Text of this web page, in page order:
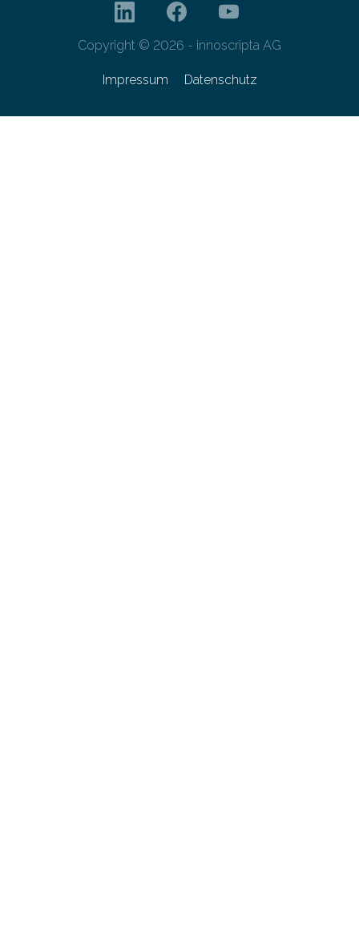
Copyright © 2026 - innoscripta AG
Impressum Datenschutz